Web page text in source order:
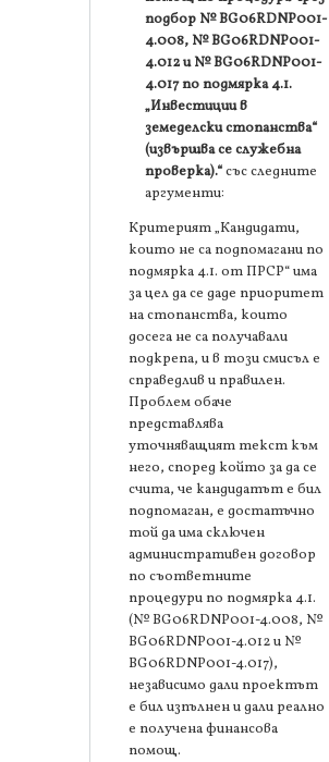
подбор № BG06RDNP001-
4.008, № BG06RDNP001-
4.012 и № BG06RDNP001-
4.017 по подмярка 4.1.
„Инвестиции в
земеделски стопанства“
(извършва се служебна
проверка).“със следните
аргументи:
Критерият „Кандидати,
които не са подпомагани по
подмярка 4.1. от ПРСР“ има
за цел да се даде приоритет
на стопанства, които
досега не са получавали
подкрепа, и в този смисъл е
справедлив и правилен.
Проблем обаче
представлява
уточняващият текст към
него, според който за да се
счита, че кандидатът е бил
подпомаган, е достатъчно
той да има сключен
административен договор
по съответните
процедури по подмярка 4.1.
(№ BG06RDNP001-4.008, №
BG06RDNP001-4.012 и №
BG06RDNP001-4.017),
независимо дали проектът
е бил изпълнен и дали реално
е получена финансова
помощ.